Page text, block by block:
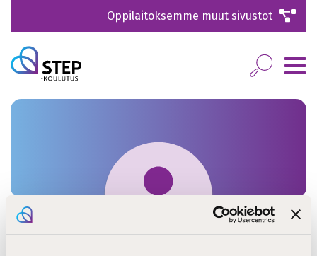
Oppilaitoksemme muut sivustot